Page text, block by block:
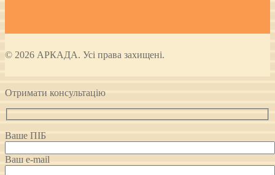
© 2026 АРКАДА. Усі права захищені.
Отримати консультацію
Ваше ПІБ
Ваш e-mail